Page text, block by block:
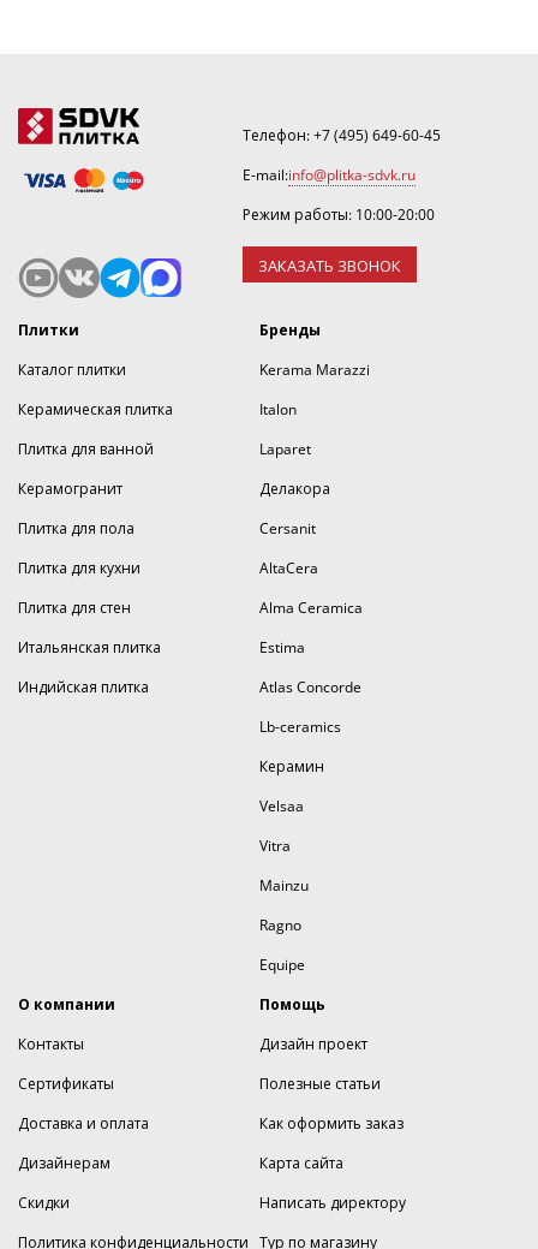
Телефон:+7 (495) 649-60-45
E-mail:info@plitka-sdvk.ru
Режим работы: 10:00-20:00
ЗАКАЗАТЬ ЗВОНОК
Плитки
Каталог плитки
Керамическая плитка
Плитка для ванной
Керамогранит
Плитка для пола
Плитка для кухни
Плитка для стен
Итальянская плитка
Индийская плитка
Бренды
Kerama Marazzi
Italon
Laparet
Делакора
Cersanit
AltaCera
Alma Ceramica
Estima
Atlas Concorde
Lb-ceramics
Керамин
Velsaa
Vitra
Mainzu
Ragno
Equipe
О компании
Контакты
Сертификаты
Доставка и оплата
Дизайнерам
Скидки
Политика конфиденциальности
Помощь
Дизайн проект
Полезные статьи
Как оформить заказ
Карта сайта
Написать директору
Тур по магазину